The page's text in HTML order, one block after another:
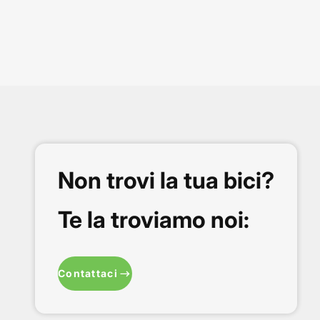
Non trovi la tua bici?
Te la troviamo noi:
Contattaci